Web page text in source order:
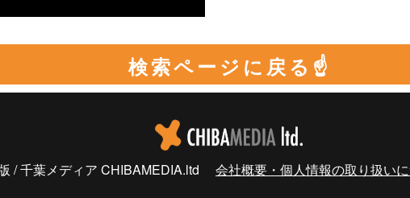
検索ページに戻る☝
/ 千葉メディア CHIBAMEDIA.ltd 会社概要・個人情報の取り扱い